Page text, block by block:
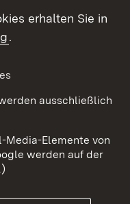
erhalten Sie in
.
ausschließlich
Elemente von
werden auf der